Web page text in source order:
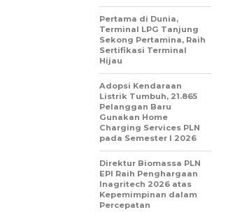
Pertama di Dunia,
Terminal LPG Tanjung
Sekong Pertamina, Raih
Sertifikasi Terminal
Hijau
Adopsi Kendaraan
Listrik Tumbuh, 21.865
Pelanggan Baru
Gunakan Home
Charging Services PLN
pada Semester I 2026
Direktur Biomassa PLN
EPI Raih Penghargaan
Inagritech 2026 atas
Kepemimpinan dalam
Percepatan